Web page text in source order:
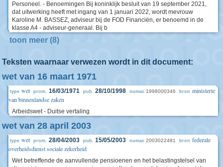
Personeel. - Benoemingen Bij koninklijk besluit van 19 september 2021,
dat uitwerking heeft met ingang van 1 januari 2022, wordt mevrouw
Karoline M. BASSEZ, adviseur bij de FOD Financiën, er benoemd in de
klasse A4 - adviseur-generaal. Bij b
toon meer (8)
Teksten waarnaar verwezen wordt in dit document:
wet van 16 maart 1971
type wet prom. 16/03/1971 pub. 28/10/1998 numac 1998000346 bron ministerie
van binnenlandse zaken
Arbeidswet - Duitse vertaling
wet van 28 april 2003
type wet prom. 28/04/2003 pub. 15/05/2003 numac 2003022481 bron federale
overheidsdienst sociale zekerheid
Wet betreffende de aanvullende pensioenen en het belastingstelsel van